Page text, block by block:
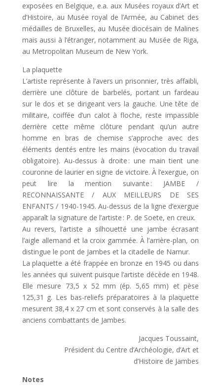
exposées en Belgique, e.a. aux Musées royaux d’Art et
d’Histoire, au Musée royal de l’Armée, au Cabinet des
médailles de Bruxelles, au Musée diocésain de Malines
mais aussi à l’étranger, notamment au Musée de Riga,
au Metropolitan Museum de New York.
La plaquette
L’artiste représente à l’avers un prisonnier, très affaibli,
derrière une clôture de barbelés, portant un fardeau
sur le dos et se dirigeant vers la gauche. Une tête de
militaire, coiffée d’un calot à floche, reste impassible
derrière cette même clôture pendant qu’un autre
homme en bras de chemise s’approche avec des
éléments dentés entre les mains (évocation du travail
obligatoire). Au-dessus à droite : une main tient une
couronne de laurier en signe de victoire. À l’exergue, on
peut lire la mention suivante : JAMBE /
RECONNAISSANTE / AUX MEILLEURS DE SES
ENFANTS / 1940-1945. Au-dessus de la ligne d’exergue
apparaît la signature de l’artiste : P. de Soete, en creux.
Au revers, l’artiste a silhouetté une jambe écrasant
l’aigle allemand et la croix gammée. À l’arrière-plan, on
distingue le pont de Jambes et la citadelle de Namur.
La plaquette a été frappée en bronze en 1945 ou dans
les années qui suivent puisque l’artiste décède en 1948.
Elle mesure 73,5 x 52 mm (ép. 5,65 mm) et pèse
125,31 g. Les bas-reliefs préparatoires à la plaquette
mesurent 38,4 x 27 cm et sont conservés à la salle des
anciens combattants de Jambes.
Jacques Toussaint,
Président du Centre d’Archéologie, d’Art et
d’Histoire de Jambes
Notes